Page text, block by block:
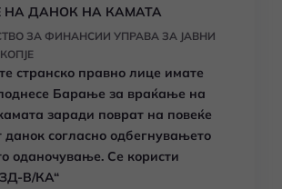
НА ДАНОК НА КАМАТА
ЗА ФИНАНСИИ УПРАВА ЗА ЈАВНИ
странско правно лице имате
Барање за враќање на
заради поврат на повеќе
данок согласно одбегнувањето
оданочување. Се користи
В/КА“